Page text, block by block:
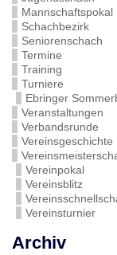
Mannschaftspokal
Schachbezirk
Seniorenschach
Termine
Training
Turniere
Ebringer
Veranstaltungen
Verbandsrunde
Vereinsgeschichte
Vereinpokal
Vereinsblitz
Vereinsturnier
Archiv